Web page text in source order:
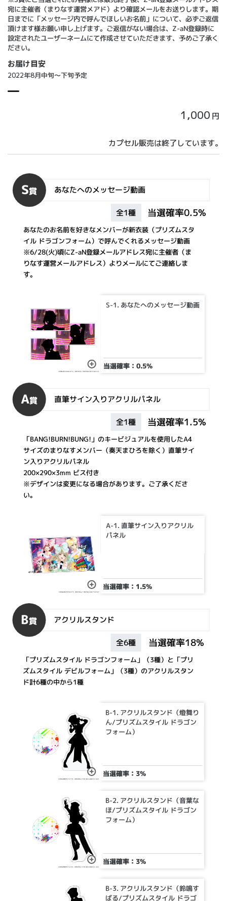
宛に主催者（まりなす運営メアド）より確認メールをお送りします。期
日までに「メッセージ内で呼んでほしいお名前」について、必ずご返信
頂けます様お願い申し上げます。ご返信がない場合は、Z-aN登録時に
設定されたユーザーネームにて作成させていただきます、予めご了承く
ださい。
お届け目安
2022年8月中旬～下旬予定
1,000 円
カプセル販売は終了しています。
S賞 あなたへのメッセージ動画
全1種 当選確率0.5%
あなたのお名前を好きなメンバーが新衣装（プリズムスタ
イル ドラゴンフォーム）で呼んでくれるメッセージ動画
※6/28(火)頃にZ-aN登録メールアドレス宛に主催者（ま
りなす運営メールアドレス）よりメールにてご連絡しま
す。
当選確率：0.5%
S-1. あなたへのメッセージ動画
A賞 直筆サイン入りアクリルパネル
全1種 当選確率1.5%
「BANG!BURN!BUNG!」のキービジュアルを使用したA4
サイズのまりなすメンバー（奏天まひろを除く）直筆サイ
ン入りアクリルパネル
200×290×3mm ビス付き
※デザインは変更になる場合があります。ご了承くださ
い。
当選確率：1.5%
A-1. 直筆サイン入りアクリル
パネル
B賞 アクリルスタンド
全6種 当選確率18%
「プリズムスタイル ドラゴンフォーム」（3種）と「プリ
ズムスタイル デビルフォーム」（3種）のアクリルスタン
ド計6種の中から1種
当選確率：3%
B-1. アクリルスタンド（燈舞り
ん/プリズムスタイル ドラゴン
フォーム）
当選確率：3%
B-2. アクリルスタンド（音葉な
ほ/プリズムスタイル ドラゴン
フォーム）
B-3. アクリルスタンド（鈴鳴す
ばる/プリズムスタイル ドラゴ